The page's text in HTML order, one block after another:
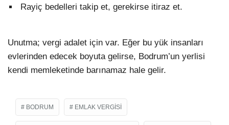
Rayiç bedelleri takip et, gerekirse itiraz et.
Unutma; vergi adalet için var. Eğer bu yük insanları
evlerinden edecek boyuta gelirse, Bodrum’un yerlisi
kendi memleketinde barınamaz hale gelir.
BODRUM EMLAK VERGISI